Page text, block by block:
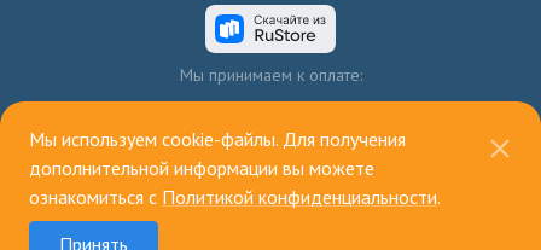
Мы принимаем к оплате:
© 2003—2026, ИП Голенко А.В.
Мы используем cookie-файлы. Для получения
дополнительной информации вы можете
ознакомиться с Политикой конфиденциальности.
Принять